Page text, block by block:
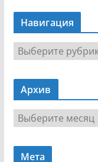
Навигация
Н
а
в
г
Архив
р
х
Мета